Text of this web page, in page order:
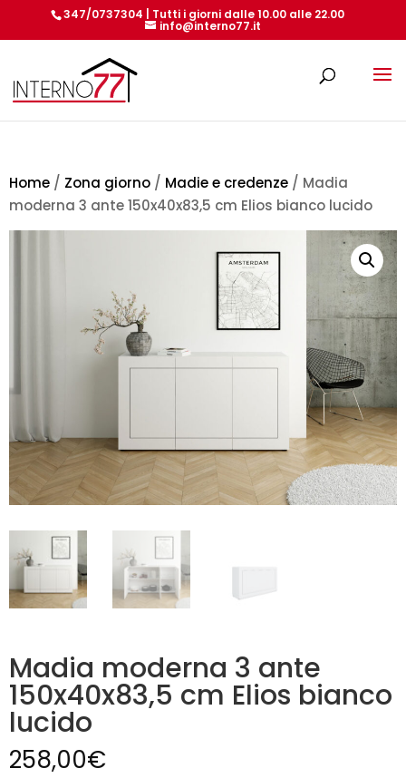
347/0737304 | Tutti i giorni dalle 10.00 alle 22.00
info@interno77.it
Home / Zona giorno / Madie e credenze / Madia
moderna 3 ante 150x40x83,5 cm Elios bianco lucido
Madia moderna 3 ante
150x40x83,5 cm Elios bianco
lucido
258,00€